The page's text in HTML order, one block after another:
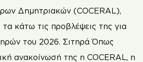
Δημητριακών (COCERAL),
κάτω τις προβλέψεις της για
του 2026. Σιτηρά Όπως
ανακοίνωσή της η COCERAL, η